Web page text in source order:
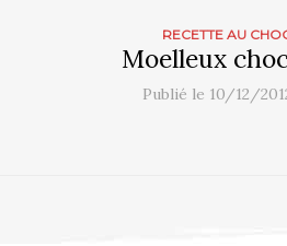
RECETTE AU
Moelleux
Publié le 10/12/